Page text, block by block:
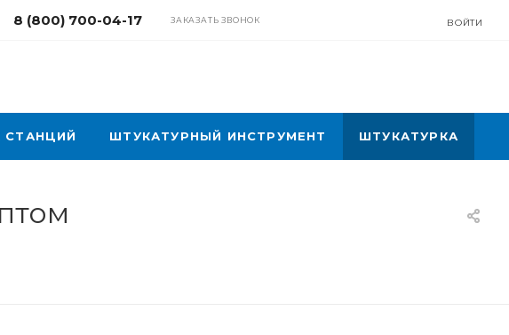
8 (800) 700-04-17 ЗАКАЗАТЬ ЗВОНОК ВОЙТИ
СТАНЦИЙ ШТУКАТУРНЫЙ ИНСТРУМЕНТ ШТУКАТУРКА